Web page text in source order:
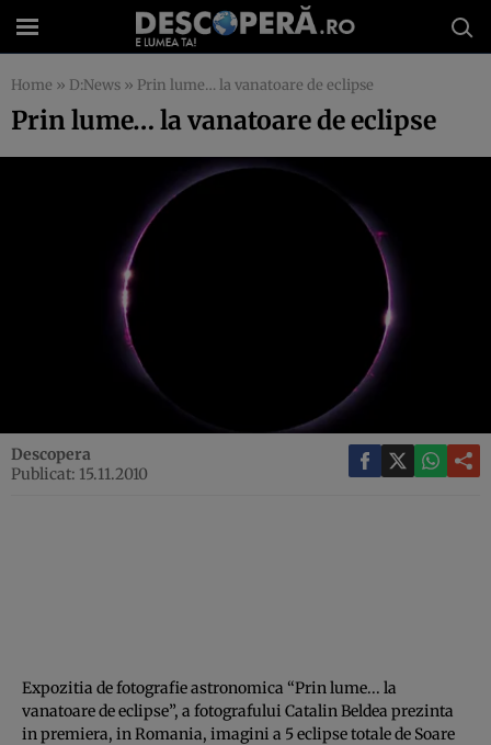
Home » D:News » Prin lume… la vanatoare de eclipse
Prin lume… la vanatoare de eclipse
Descopera
Publicat: 15.11.2010
Expozitia de fotografie astronomica “Prin lume... la
vanatoare de eclipse”, a fotografului Catalin Beldea prezinta
in premiera, in Romania, imagini a 5 eclipse totale de Soare